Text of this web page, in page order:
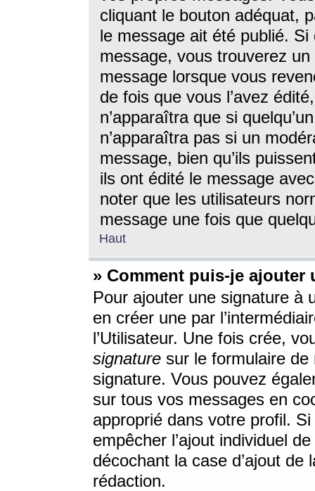
cliquant le bouton adéquat,
le message ait été publié. Si
message, vous trouverez
message lorsque vous
de fois que vous l’avez
n’apparaîtra que si
n’apparaîtra pas si un
message, bien qu’ils
ils ont édité le message
noter que les utilisateurs
message une fois que
Haut
» Comment puis-je ajouter
Pour ajouter une signature à
en créer une par
l’Utilisateur. Une fois crée,
signature sur le formulaire de
signature. Vous pouvez
sur tous vos messages en
approprié dans votre profil.
empêcher l’ajout individuel
décochant la case d’ajout
rédaction.